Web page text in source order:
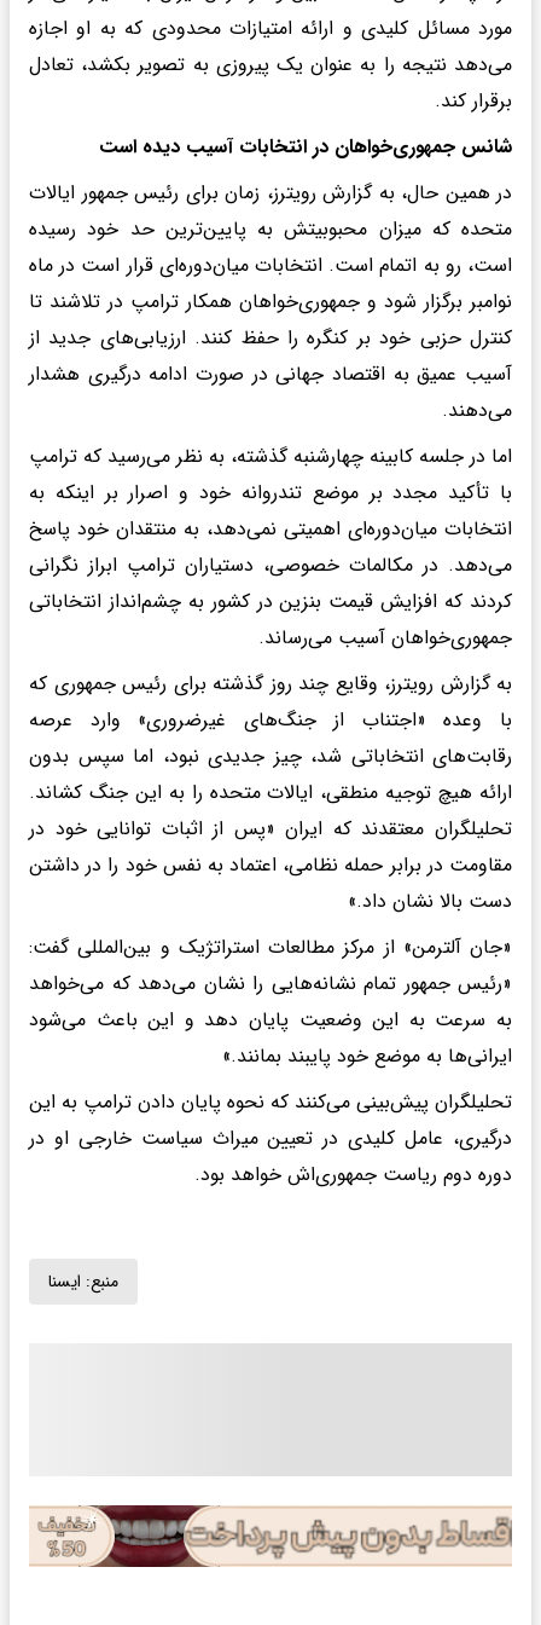
مورد مسائل کلیدی و ارائه امتیازات محدودی که به او اجازه
می‌دهد نتیجه را به عنوان یک پیروزی به تصویر بکشد، تعادل
برقرار کند.
شانس جمهوری‌خواهان در انتخابات آسیب دیده است
در همین حال، به گزارش رویترز، زمان برای رئیس جمهور ایالات
متحده که میزان محبوبیتش به پایین‌ترین حد خود رسیده
است، رو به اتمام است. انتخابات میان‌دوره‌ای قرار است در ماه
نوامبر برگزار شود و جمهوری‌خواهان همکار ترامپ در تلاشند تا
کنترل حزبی خود بر کنگره را حفظ کنند. ارزیابی‌های جدید از
آسیب عمیق به اقتصاد جهانی در صورت ادامه درگیری هشدار
می‌دهند.
اما در جلسه کابینه چهارشنبه گذشته، به نظر می‌رسید که ترامپ
با تأکید مجدد بر موضع تندروانه خود و اصرار بر اینکه به
انتخابات میان‌دوره‌ای اهمیتی نمی‌دهد، به منتقدان خود پاسخ
می‌دهد. در مکالمات خصوصی، دستیاران ترامپ ابراز نگرانی
کردند که افزایش قیمت بنزین در کشور به چشم‌انداز انتخاباتی
جمهوری‌خواهان آسیب می‌رساند.
به گزارش رویترز، وقایع چند روز گذشته برای رئیس جمهوری که
با وعده «اجتناب از جنگ‌های غیرضروری» وارد عرصه
رقابت‌های انتخاباتی شد، چیز جدیدی نبود، اما سپس بدون
ارائه هیچ توجیه منطقی، ایالات متحده را به این جنگ کشاند.
تحلیلگران معتقدند که ایران «پس از اثبات توانایی خود در
مقاومت در برابر حمله نظامی، اعتماد به نفس خود را در داشتن
دست بالا نشان داد.»
«جان آلترمن» از مرکز مطالعات استراتژیک و بین‌المللی گفت:
«رئیس جمهور تمام نشانه‌هایی را نشان می‌دهد که می‌خواهد
به سرعت به این وضعیت پایان دهد و این باعث می‌شود
ایرانی‌ها به موضع خود پایبند بمانند.»
تحلیلگران پیش‌بینی می‌کنند که نحوه پایان دادن ترامپ به این
درگیری، عامل کلیدی در تعیین میراث سیاست خارجی او در
دوره دوم ریاست جمهوری‌اش خواهد بود.
منبع: ايسنا